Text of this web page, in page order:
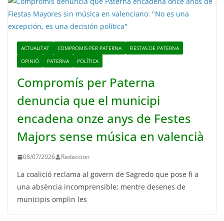
ACTUALITAT COMPROMIS PER PATERNA
FIESTAS DE PATERNA
OPINIÓ
PATERNA POLÍTICA
Compromís per Paterna
denuncia que el municipi
encadena onze anys de Festes
Majors sense música en valencià
08/07/2026 Redaccion
La coalició reclama al govern de Sagredo que pose fi a
una absència incomprensible; mentre desenes de
municipis omplin les